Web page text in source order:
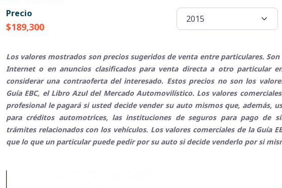
Precio
$189,300
Los valores mostrados son precios sugeridos de venta entre particulares.
Internet o en anuncios clasificados para venta directa a otro particular
considerar una contraoferta del interesado. Estos precios no son los
Guía EBC, el Libro Azul del Mercado Automovilístico. Los valores
profesional le pagará si usted decide vender su auto mismos que, además,
para créditos automotrices, las instituciones de seguros para pago de
trámites relacionados con los vehículos. Los valores comerciales de la Guía
que lo que un particular puede pedir por su auto si decide venderlo por si